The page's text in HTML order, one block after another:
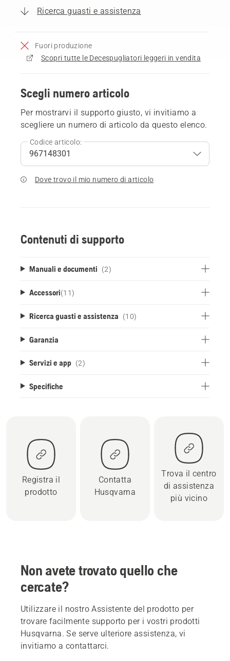
Ricerca guasti e assistenza
Fuori produzione
Scopri tutte le Decespugliatori leggeri in vendita
Scegli numero articolo
Per mostrarvi il supporto giusto, vi invitiamo a
scegliere un numero di articolo da questo elenco.
Codice articolo:
Dove trovo il mio numero di articolo
Contenuti di supporto
Manuali e documenti (2)
Accessori(11)
Ricerca guasti e assistenza (10)
Garanzia
Servizi e app (2)
Specifiche
Registra il
prodotto
Contatta
Husqvarna
Trova il centro
di assistenza
più vicino
Non avete trovato quello che
cercate?
Utilizzare il nostro Assistente del prodotto per
trovare facilmente supporto per i vostri prodotti
Husqvarna. Se serve ulteriore assistenza, vi
invitiamo a contattarci.